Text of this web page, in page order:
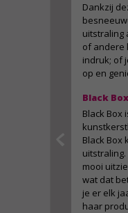
Dankzij
uitstraling
of andere
indruk; of
op en
Black
Black Box
Black
mooi
wat dat
je er elk
haar